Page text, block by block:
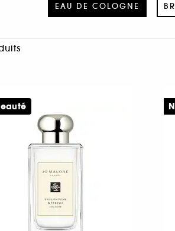
EAU DE COLOGNE